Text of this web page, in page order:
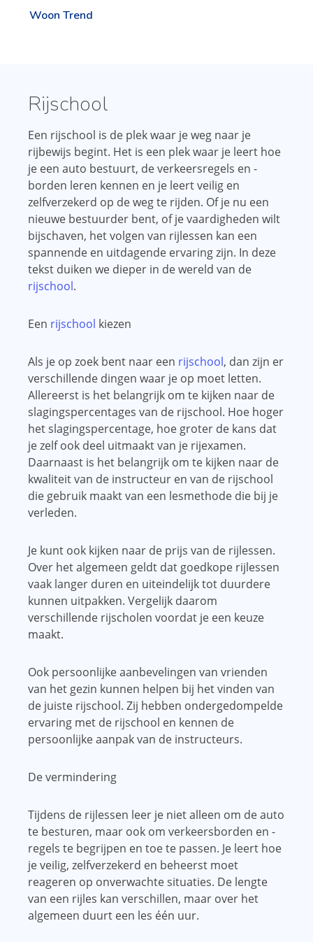
Woon Trend
Rijschool
Een rijschool is de plek waar je weg naar je
rijbewijs begint. Het is een plek waar je leert hoe
je een auto bestuurt, de verkeersregels en -
borden leren kennen en je leert veilig en
zelfverzekerd op de weg te rijden. Of je nu een
nieuwe bestuurder bent, of je vaardigheden wilt
bijschaven, het volgen van rijlessen kan een
spannende en uitdagende ervaring zijn. In deze
tekst duiken we dieper in de wereld van de
rijschool.
Een rijschool kiezen
Als je op zoek bent naar een rijschool, dan zijn er
verschillende dingen waar je op moet letten.
Allereerst is het belangrijk om te kijken naar de
slagingspercentages van de rijschool. Hoe hoger
het slagingspercentage, hoe groter de kans dat
je zelf ook deel uitmaakt van je rijexamen.
Daarnaast is het belangrijk om te kijken naar de
kwaliteit van de instructeur en van de rijschool
die gebruik maakt van een lesmethode die bij je
verleden.
Je kunt ook kijken naar de prijs van de rijlessen.
Over het algemeen geldt dat goedkope rijlessen
vaak langer duren en uiteindelijk tot duurdere
kunnen uitpakken. Vergelijk daarom
verschillende rijscholen voordat je een keuze
maakt.
Ook persoonlijke aanbevelingen van vrienden
van het gezin kunnen helpen bij het vinden van
de juiste rijschool. Zij hebben ondergedompelde
ervaring met de rijschool en kennen de
persoonlijke aanpak van de instructeurs.
De vermindering
Tijdens de rijlessen leer je niet alleen om de auto
te besturen, maar ook om verkeersborden en -
regels te begrijpen en toe te passen. Je leert hoe
je veilig, zelfverzekerd en beheerst moet
reageren op onverwachte situaties. De lengte
van een rijles kan verschillen, maar over het
algemeen duurt een les één uur.